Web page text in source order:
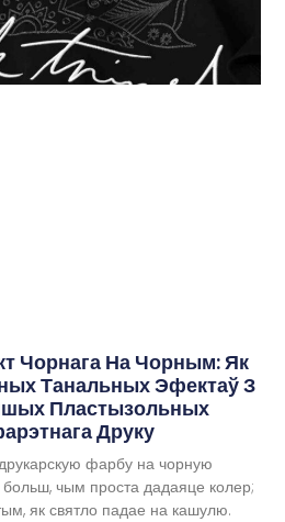
Чорнага На Чорным: Як
Танальных Эфектаў З
Пластызольных
Друку
фарбу на чорную
больш, чым проста дадаяце колер;
як святло падае на кашулю.